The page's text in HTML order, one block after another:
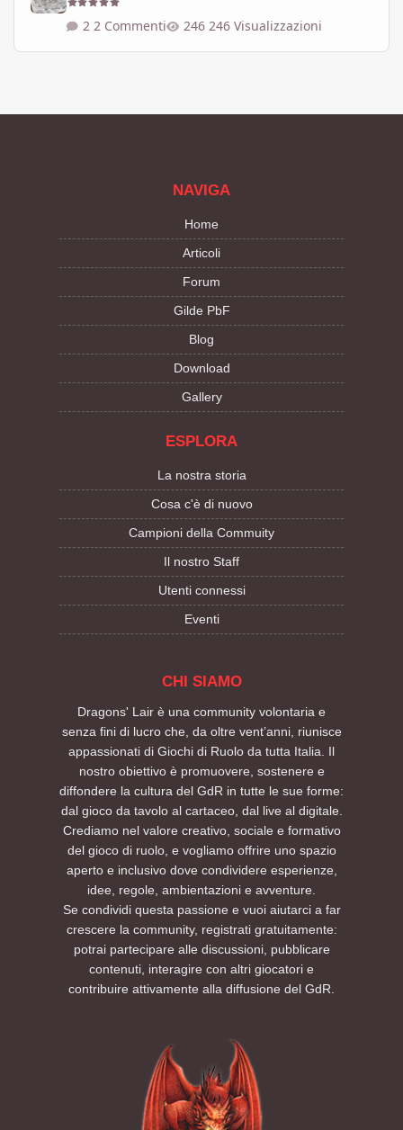
2 Commenti 246 Visualizzazioni
NAVIGA
Home
Articoli
Forum
Gilde PbF
Blog
Download
Gallery
ESPLORA
La nostra storia
Cosa c'è di nuovo
Campioni della Commuity
Il nostro Staff
Utenti connessi
Eventi
CHI SIAMO
Dragons' Lair è una community volontaria e
senza fini di lucro che, da oltre vent’anni, riunisce
appassionati di Giochi di Ruolo da tutta Italia. Il
nostro obiettivo è promuovere, sostenere e
diffondere la cultura del GdR in tutte le sue forme:
dal gioco da tavolo al cartaceo, dal live al digitale.
Crediamo nel valore creativo, sociale e formativo
del gioco di ruolo, e vogliamo offrire uno spazio
aperto e inclusivo dove condividere esperienze,
idee, regole, ambientazioni e avventure.
Se condividi questa passione e vuoi aiutarci a far
crescere la community, registrati gratuitamente:
potrai partecipare alle discussioni, pubblicare
contenuti, interagire con altri giocatori e
contribuire attivamente alla diffusione del GdR.